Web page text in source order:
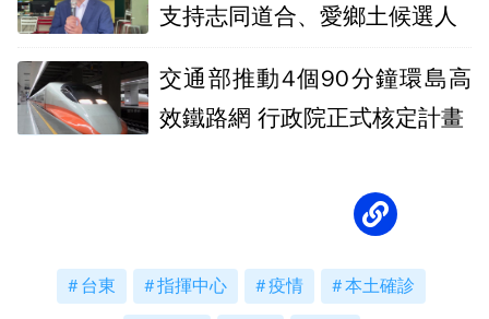
支持志同道合、愛鄉土候選人
交通部推動4個90分鐘環島高
效鐵路網 行政院正式核定計畫
台東 指揮中心 疫情 本土確診